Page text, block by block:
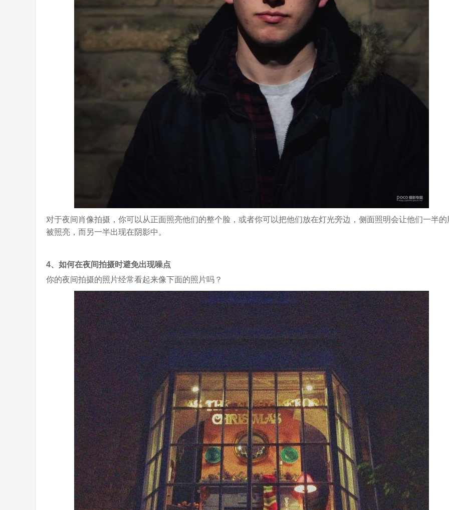
对于夜间肖像拍摄，你可以从正面照亮他们的整个脸，或者你可以把他们放在灯光旁边，侧面照明会让他们一半的
被照亮，而另一半出现在阴影中。
4、如何在夜间拍摄时避免出现噪点
你的夜间拍摄的照片经常看起来像下面的照片吗？